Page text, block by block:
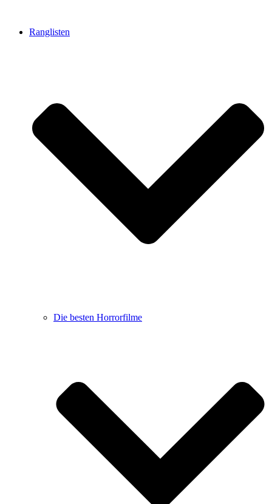
Ranglisten
Die besten Horrorfilme